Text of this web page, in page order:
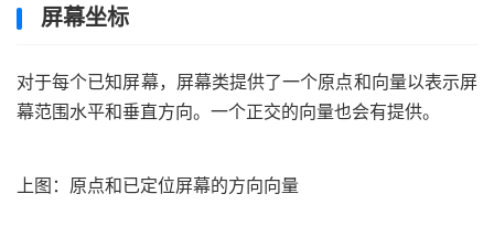
屏幕坐标
对于每个已知屏幕，屏幕类提供了一个原点和向量以表示屏
幕范围水平和垂直方向。一个正交的向量也会有提供。
上图：原点和已定位屏幕的方向向量